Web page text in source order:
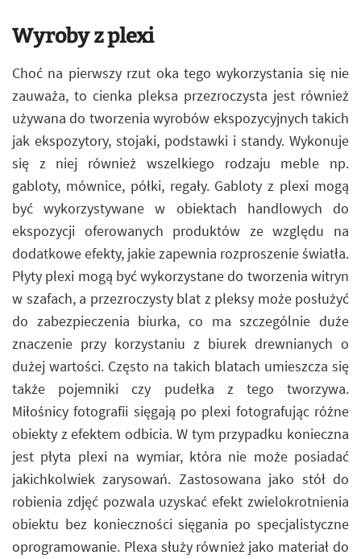
Wyroby z plexi
Choć na pierwszy rzut oka tego wykorzystania się nie
zauważa, to cienka pleksa przezroczysta jest również
używana do tworzenia wyrobów ekspozycyjnych takich
jak ekspozytory, stojaki, podstawki i standy. Wykonuje
się z niej również wszelkiego rodzaju meble np.
gabloty, mównice, półki, regały. Gabloty z plexi mogą
być wykorzystywane w obiektach handlowych do
ekspozycji oferowanych produktów ze względu na
dodatkowe efekty, jakie zapewnia rozproszenie światła.
Płyty plexi mogą być wykorzystane do tworzenia witryn
w szafach, a przezroczysty blat z pleksy może posłużyć
do zabezpieczenia biurka, co ma szczególnie duże
znaczenie przy korzystaniu z biurek drewnianych o
dużej wartości. Często na takich blatach umieszcza się
także pojemniki czy pudełka z tego tworzywa.
Miłośnicy fotografii sięgają po plexi fotografując różne
obiekty z efektem odbicia. W tym przypadku konieczna
jest płyta plexi na wymiar, która nie może posiadać
jakichkolwiek zarysowań. Zastosowana jako stół do
robienia zdjęć pozwala uzyskać efekt zwielokrotnienia
obiektu bez konieczności sięgania po specjalistyczne
oprogramowanie. Plexa służy również jako materiał do